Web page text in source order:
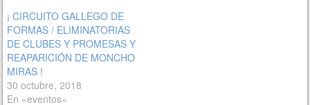
¡ CIRCUITO GALLEGO DE
FORMAS / ELIMINATORIAS
DE CLUBES Y PROMESAS Y
REAPARICIÓN DE MONCHO
MIRAS !
30 octubre, 2018
En «eventos»